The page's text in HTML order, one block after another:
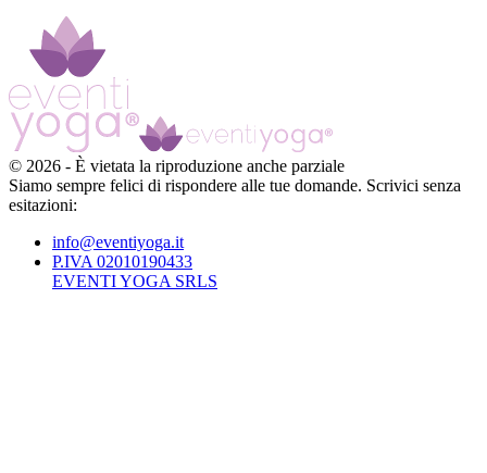
© 2026 - È vietata la riproduzione anche parziale
Siamo sempre felici di rispondere alle tue domande. Scrivici senza
esitazioni:
info@eventiyoga.it
P.IVA 02010190433
EVENTI YOGA SRLS